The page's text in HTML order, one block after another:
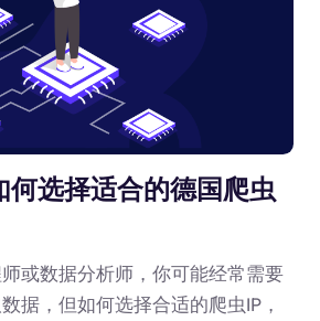
何选择适合的德国爬虫
或数据分析师，你可能经常需要
据，但如何选择合适的爬虫IP，